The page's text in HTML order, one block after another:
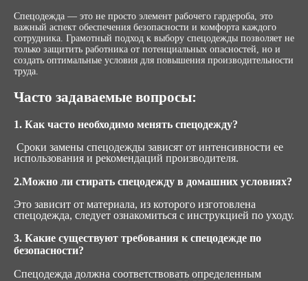
Спецодежда — это не просто элемент рабочего гардероба, это
важный аспект обеспечения безопасности и комфорта каждого
сотрудника. Грамотный подход к выбору спецодежды позволяет не
только защитить работника от потенциальных опасностей, но и
создать оптимальные условия для повышения производительности
труда.
Часто задаваемые вопросы:
1. Как часто необходимо менять спецодежду?
Сроки замены спецодежды зависят от интенсивности ее
использования и рекомендаций производителя.
2.Можно ли стирать спецодежду в домашних условиях?
Это зависит от материала, из которого изготовлена
спецодежда, следует ознакомиться с инструкцией по уходу.
3. Какие существуют требования к спецодежде по
безопасности?
Спецодежда должна соответствовать определенным